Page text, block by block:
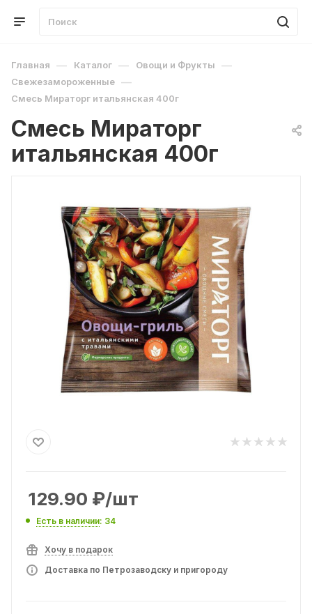
Главная — Каталог — Овощи и Фрукты —
Свежезамороженные —
Смесь Мираторг итальянская 400г
Смесь Мираторг
итальянская 400г
129.90 ₽/шт
Есть в наличии: 34
Хочу в подарок
Доставка по Петрозаводску и пригороду